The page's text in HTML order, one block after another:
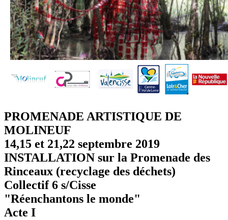
PROMENADE ARTISTIQUE DE
MOLINEUF
14,15 et 21,22 septembre 2019
INSTALLATION sur la Promenade des
Rinceaux (recyclage des déchets)
Collectif 6 s/Cisse
"Réenchantons le monde"
Acte I